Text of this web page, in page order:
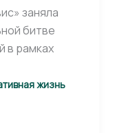
заняла
битве
в рамках
жизнь